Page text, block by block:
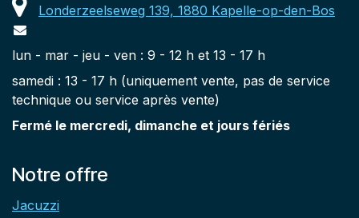
Londerzeelseweg 139, 1880 Kapelle-op-den-Bos
lun - mar - jeu - ven : 9 - 12 h et 13 - 17 h
samedi : 13 - 17 h (uniquement vente, pas de service
technique ou service après vente)
Fermé le mercredi, dimanche et jours fériés
Notre offre
Jacuzzi